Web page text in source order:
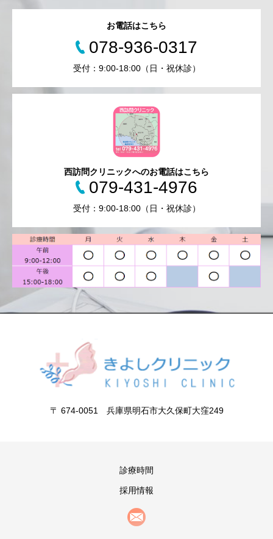
お電話はこちら
078-936-0317
受付：9:00-18:00（日・祝休診）
西訪問クリニックへのお電話はこちら
079-431-4976
受付：9:00-18:00（日・祝休診）
〒 674-0051 兵庫県明石市大久保町大窪249
診療時間
採用情報